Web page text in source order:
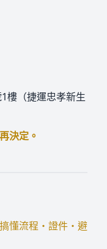
樓（捷運忠孝新生
決定。
懂流程・證件・避